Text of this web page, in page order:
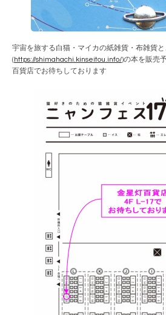
宇宙を旅する白猫・マイカの紙雑貨・布雑貨
(https://shimahachi.kinseitou.info/)の本を販売
百貨店でお待ちしております